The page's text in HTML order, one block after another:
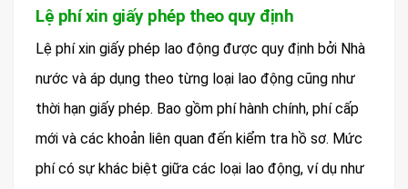
Lệ phí xin giấy phép theo quy định
Lệ phí xin giấy phép lao động được quy định bởi Nhà
nước và áp dụng theo từng loại lao động cũng như
thời hạn giấy phép. Bao gồm phí hành chính, phí cấp
mới và các khoản liên quan đến kiểm tra hồ sơ. Mức
phí có sự khác biệt giữa các loại lao động, ví dụ như